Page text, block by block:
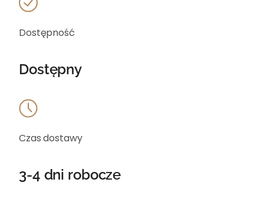
Dostępność
Dostępny
Czas dostawy
3-4 dni robocze